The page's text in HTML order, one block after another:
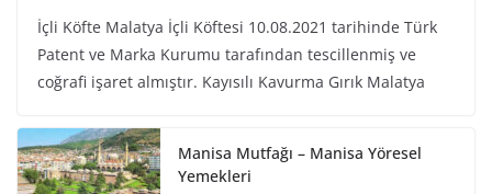
İçli Köfte Malatya İçli Köftesi 10.08.2021 tarihinde Türk
Patent ve Marka Kurumu tarafından tescillenmiş ve
coğrafi işaret almıştır. Kayısılı Kavurma Gırık Malatya
Manisa Mutfağı – Manisa Yöresel
Yemekleri